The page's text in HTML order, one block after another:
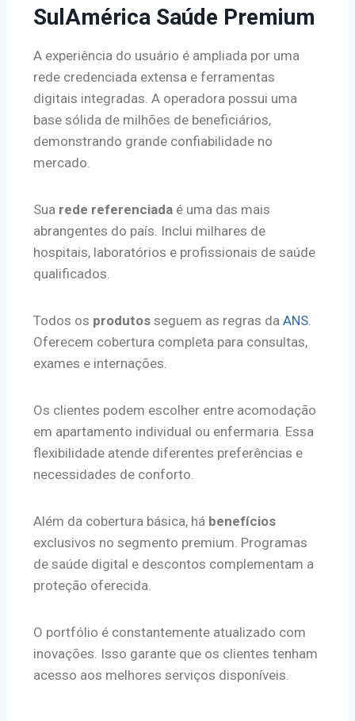
SulAmérica Saúde Premium
A experiência do usuário é ampliada por uma
rede credenciada extensa e ferramentas
digitais integradas. A operadora possui uma
base sólida de milhões de beneficiários,
demonstrando grande confiabilidade no
mercado.
Sua rede referenciada é uma das mais
abrangentes do país. Inclui milhares de
hospitais, laboratórios e profissionais de saúde
qualificados.
Todos os produtos seguem as regras da ANS
Oferecem cobertura completa para consultas,
exames e internações.
Os clientes podem escolher entre acomodação
em apartamento individual ou enfermaria. Essa
flexibilidade atende diferentes preferências e
necessidades de conforto.
Além da cobertura básica, há benefícios
exclusivos no segmento premium. Programas
de saúde digital e descontos complementam a
proteção oferecida.
O portfólio é constantemente atualizado com
inovações. Isso garante que os clientes tenham
acesso aos melhores serviços disponíveis.